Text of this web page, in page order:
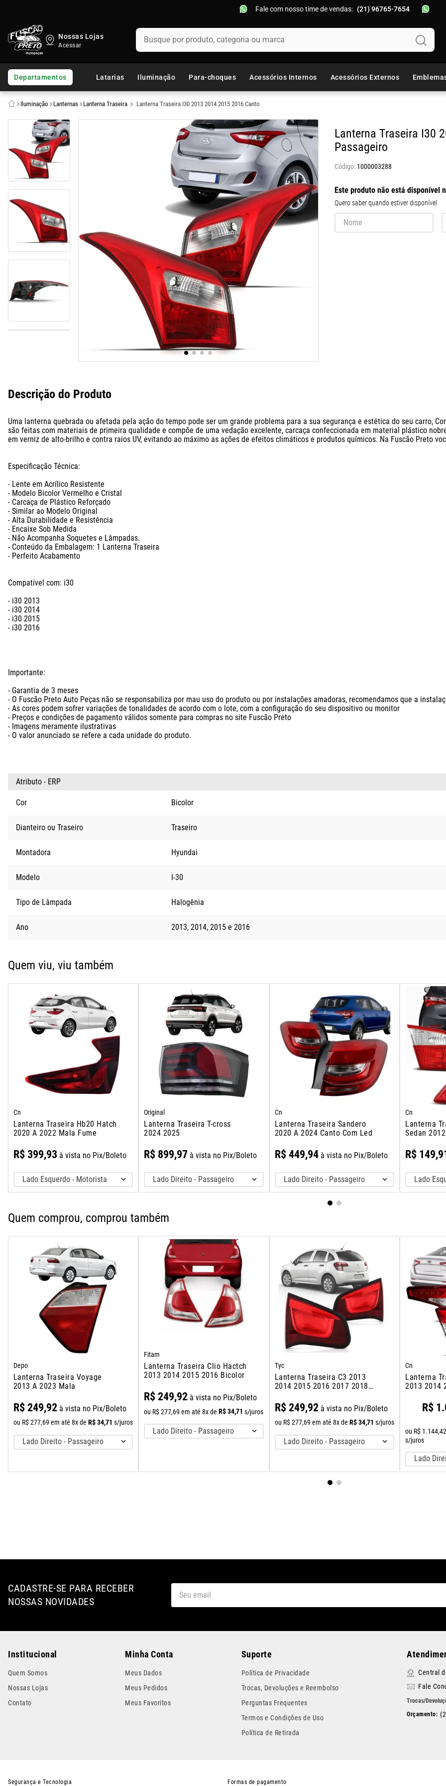
Fale com nosso time de vendas: (21) 96765-7654
Nossas Lojas Busque por produto, categoria ou marca
Departamentos Latarias Iluminação Para-choques Acessórios Internos Acessórios Externos
Iluminação Lanternas Lanterna Traseira Lanterna Traseira I30 2013 2014 2015 2016 Canto
Lanterna Traseira I30
Passageiro
1000003288
Este produto não está disponível
Quero saber quando estiver disponível
Descrição do Produto
Uma lanterna quebrada ou afetada pela ação do tempo pode ser um grande problema para a sua segurança e estética do seu carro,
são feitas com materiais de primeira qualidade e compõe de uma vedação excelente, carcaça confeccionada em material plástico
em verniz de alto-brilho e contra raios UV, evitando ao máximo as ações de efeitos climáticos e produtos químicos. Na Fuscão Preto
Especificação Técnica:
- Lente em Acrílico Resistente
- Modelo Bicolor Vermelho e Cristal
- Carcaça de Plástico Reforçado
- Similar ao Modelo Original
- Alta Durabilidade e Resistência
- Encaixe Sob Medida
- Não Acompanha Soquetes e Lâmpadas.
- Conteúdo da Embalagem: 1 Lanterna Traseira
- Perfeito Acabamento
Compatível com: i30
- i30 2013
- i30 2014
- i30 2015
- i30 2016
Importante:
- Garantia de 3 meses
- O Fuscão Preto Auto Peças não se responsabiliza por mau uso do produto ou por instalações amadoras, recomendamos que a
- As cores podem sofrer variações de tonalidades de acordo com o lote, com a configuração do seu dispositivo ou monitor
- Preços e condições de pagamento válidos somente para compras no site Fuscão Preto
- Imagens meramente ilustrativas
- O valor anunciado se refere a cada unidade do produto.
Atributo - ERP
Cor Bicolor
Dianteiro ou Traseiro Traseiro
Montadora Hyundai
Modelo I-30
Tipo de Lâmpada Halogênia
Ano 2013 2014 2015 2016
Quem viu, viu também
Cn
Lanterna Traseira Hb20 Hatch
2020 A 2022 Mala Fume
R$ 399,93 à vista no Pix/Boleto
Lado Esquerdo - Motorista
Original
Lanterna Traseira T-cross
2024 2025
R$ 899,97 à vista no Pix/Boleto
Lado Direito - Passageiro
Cn
Lanterna Traseira Sandero
2020 A 2024 Canto Com Led
R$ 449,94à vista no Pix/Boleto
Lado Direito - Passageiro
Cn
Lanterna
Sedan
R$ 149,
Lado
Quem comprou, comprou também
Depo
Lanterna Traseira Voyage
2013 A 2023 Mala
R$ 249,92à vista no Pix/Boleto
ou R$277,69 em até 8x de R$34,71 s/juros
Lado Direito - Passageiro
Fitam
Lanterna Traseira Clio Hactch
2013 2014 2015 2016 Bicolor
R$ 249,92 à vista no Pix/Boleto
ou R$ 277,69 em até 8x de R$ 34,71 s/juros
Lado Direito - Passageiro
Tyc
Lanterna Traseira C3 2013
2014 2015 2016 2017 2018
R$ 249,92à vista no Pix/Boleto
ou R$ 277,69 em até 8x de R$ 34,71 s/juros
Lado Direito - Passageiro
Cn
Lanterna
2013 2014
R$ 1.
ou R$ 1.144,
s/juros
Lado
CADASTRE-SE PARA RECEBER
NOSSAS NOVIDADES
Institucional
Quem Somos
Nossas Lojas
Contato
Minha Conta
Meus Dados
Meus Pedidos
Meus Favoritos
Suporte
Política de Privacidade
Trocas, Devoluções e Reembolso
Perguntas Frequentes
Termos e Condições de Uso
Política de Retirada
Central
Fale
Segurança e Tecnologia Formas de pagamento
TERMOS MAIS BUSCADOS
1º
fusca
2º
capo
10º